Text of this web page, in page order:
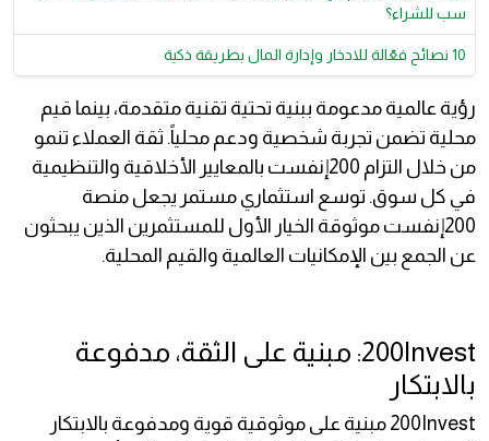
سب للشراء؟
10 نصائح فعّالة للادخار وإدارة المال بطريقة ذكية
رؤية عالمية مدعومة ببنية تحتية تقنية متقدمة، بينما قيم
محلية تضمن تجربة شخصية ودعم محلياً. ثقة العملاء تنمو
من خلال التزام 200إنفست بالمعايير الأخلاقية والتنظيمية
في كل سوق. توسع استثماري مستمر يجعل منصة
200إنفست موثوقة الخيار الأول للمستثمرين الذين يبحثون
عن الجمع بين الإمكانيات العالمية والقيم المحلية.
200Invest: مبنية على الثقة، مدفوعة
بالابتكار
200Invest مبنية على موثوقية قوية ومدفوعة بالابتكار